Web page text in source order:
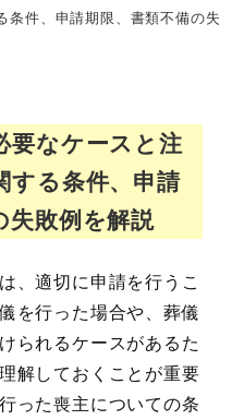
条件、申請期限、書類不備の失
要なケースと注
する条件、申請
失敗例を解説
、適切に申請を行うこ
を行った場合や、葬儀
られるケースがあるた
解しておくことが重要
った喪主についての条